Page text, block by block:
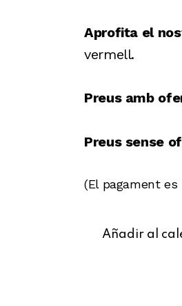
Aprofita el
vermell.
Preus amb
Preus sense
(El pagament
Añadir al